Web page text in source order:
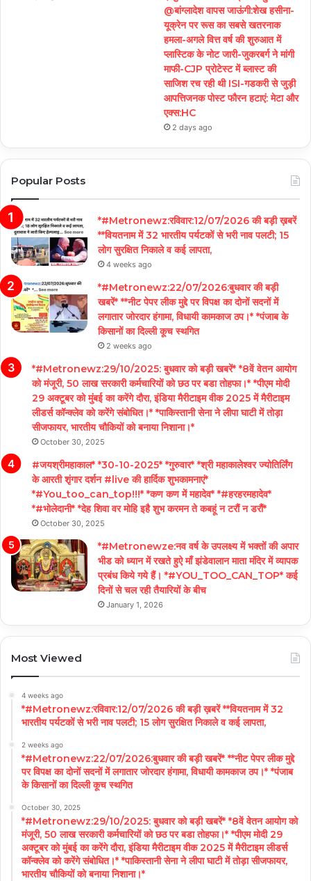
@बांग्लादेश वापस जाऊंगी:शेख हसीना-
यूक्रेन पर रूस का सबसे खतरनाक
हमला-अगले वित्त वर्ष की शुरुआत में
प्लास्टिक के नोट जारी-जुकरबर्ग ने मांगी
माफी-CJP प्रोटेस्ट में ब्लास्ट की
साजिश रच रही थी ISI-गडकरी से जुड़ी
आपत्तिजनक पोस्ट फौरन हटाएं: मेटा और
एक्स:HC
2 days ago
Popular Posts
*#Metronewz:रविवार:12/07/2026 की बड़ी ख़बरें
**वियतनाम में 32 भारतीय पर्यटकों से भरी नाव पलटी; 15
लोग सुरक्षित निकाले व कई लापता,
4 weeks ago
*#Metronewz:22/07/2026:बुधवार की बड़ी
खबरें* **नीट पेपर लीक मुद्दे पर विपक्ष का दोनों सदनों में
लगातार जोरदार हंगामा, विधायी कामकाज ठप।* *पंजाब के
किसानों का दिल्ली कूच स्थगित
2 weeks ago
*#Metronewz:29/10/2025: बुधवार को बड़ी खबरें* *8वें वेतन आयोग
को मंजूरी, 50 लाख सरकारी कर्मचारियों को छठ पर बडा तोहफा।* *पीएम मोदी
29 अक्टूबर को मुंबई का करेंगे दौरा, इंडिया मैरीटाइम वीक 2025 में मैरीटाइम
लीडर्स कॉन्क्लेव को करेंगे संबोधित।* *पाकिस्तानी सेना ने लीपा घाटी में तोड़ा
सीजफायर, भारतीय चौकियों को बनाया निशाना।*
October 30, 2025
#जयश्रीमहाकाल* *30-10-2025* *गुरुवार* *श्री महाकालेश्वर ज्योतिर्लिंग
के आरती शृंगार दर्शन #live की हार्दिक शुभकामनाएं*
*#You_too_can_top!!!* *कण कण में महादेव* *#हरहरमहादेव*
*#भोलेदानी* *देह शिवा वर मोहि इहै शुभ करमन ते कबहूं न टरौं न डरौं*
October 30, 2025
*#Metronewze:नव वर्ष के उपलक्ष्य में भक्तों की अपार
भीड को ध्यान में रखते हुऐ माँ झंडेवालान माता मंदिर में व्यापक
प्रबंध किये गये हैं। *#YOU_TOO_CAN_TOP* कई
दिनों से चल रही तैयारियों के बीच
January 1, 2026
Most Viewed
4 weeks ago
*#Metronewz:रविवार:12/07/2026 की बड़ी ख़बरें **वियतनाम में 32
भारतीय पर्यटकों से भरी नाव पलटी; 15 लोग सुरक्षित निकाले व कई लापता,
2 weeks ago
*#Metronewz:22/07/2026:बुधवार की बड़ी खबरें* **नीट पेपर लीक मुद्दे
पर विपक्ष का दोनों सदनों में लगातार जोरदार हंगामा, विधायी कामकाज ठप।* *पंजाब
के किसानों का दिल्ली कूच स्थगित
October 30, 2025
*#Metronewz:29/10/2025: बुधवार को बड़ी खबरें* *8वें वेतन आयोग को
मंजूरी, 50 लाख सरकारी कर्मचारियों को छठ पर बडा तोहफा।* *पीएम मोदी 29
अक्टूबर को मुंबई का करेंगे दौरा, इंडिया मैरीटाइम वीक 2025 में मैरीटाइम लीडर्स
कॉन्क्लेव को करेंगे संबोधित।* *पाकिस्तानी सेना ने लीपा घाटी में तोड़ा सीजफायर,
भारतीय चौकियों को बनाया निशाना।*